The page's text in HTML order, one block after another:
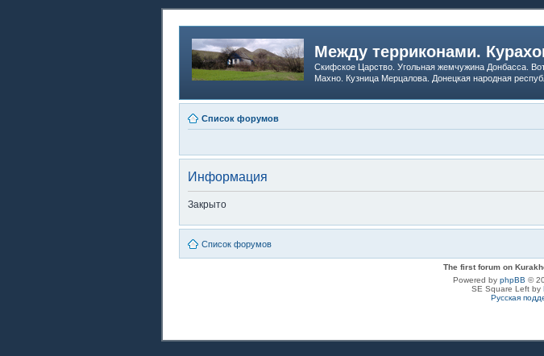
Между терриконами.
Скифское Царство. Угольная жемчужина Донбасса.
Махно. Кузница Мерцалова. Донецкая народная
Список форумов
Информация
Закрыто
Список форумов
The first forum on
Powered by phpBB ©
SE Square Left by
Русская